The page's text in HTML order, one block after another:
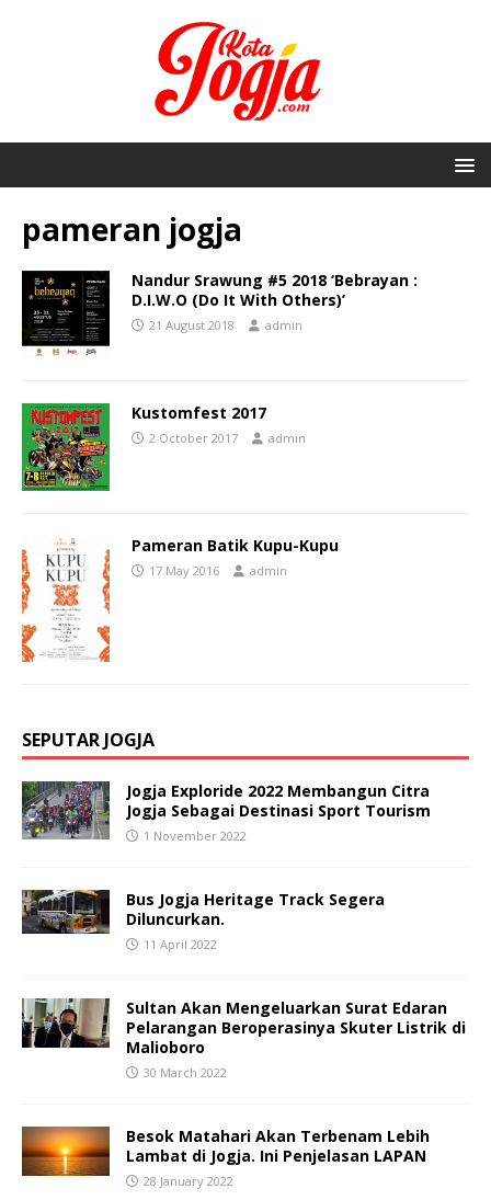
pameran jogja
Nandur Srawung #5 2018 ‘Bebrayan :
D.I.W.O (Do It With Others)’
21 August 2018 admin
Kustomfest 2017
2 October 2017 admin
Pameran Batik Kupu-Kupu
17 May 2016 admin
SEPUTAR JOGJA
Jogja Exploride 2022 Membangun Citra
Jogja Sebagai Destinasi Sport Tourism
1 November 2022
Bus Jogja Heritage Track Segera
Diluncurkan.
11 April 2022
Sultan Akan Mengeluarkan Surat Edaran
Pelarangan Beroperasinya Skuter Listrik di
Malioboro
30 March 2022
Besok Matahari Akan Terbenam Lebih
Lambat di Jogja. Ini Penjelasan LAPAN
28 January 2022